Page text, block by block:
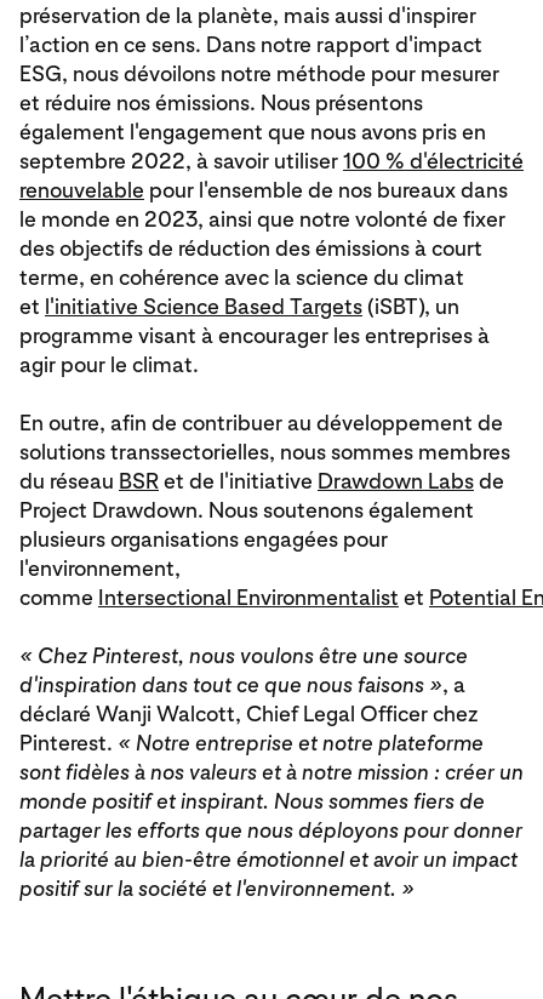
préservation de la planète, mais aussi d'inspirer
l’action en ce sens. Dans notre rapport d'impact
ESG, nous dévoilons notre méthode pour mesurer
et réduire nos émissions. Nous présentons
également l'engagement que nous avons pris en
septembre 2022, à savoir utiliser100 % d'électricité
renouvelable pour l'ensemble de nos bureaux dans
le monde en 2023, ainsi que notre volonté de fixer
des objectifs de réduction des émissions à court
terme, en cohérence avec la science du climat
et l'initiative Science Based Targets(iSBT), un
programme visant à encourager les entreprises à
agir pour le climat.
En outre, afin de contribuer au développement de
solutions transsectorielles, nous sommes membres
du réseau BSRet de l'initiative Drawdown Labsde
Project Drawdown. Nous soutenons également
plusieurs organisations engagées pour
l'environnement,
comme Intersectional Environmentalist et Potential
« Chez Pinterest, nous voulons être une source
d'inspiration dans tout ce que nous faisons », a
déclaré Wanji Walcott, Chief Legal Officer chez
Pinterest. « Notre entreprise et notre plateforme
sont fidèles à nos valeurs et à notre mission : créer un
monde positif et inspirant. Nous sommes fiers de
partager les efforts que nous déployons pour donner
la priorité au bien-être émotionnel et avoir un impact
positif sur la société et l'environnement. »